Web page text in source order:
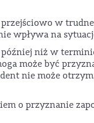
w
wpływa na
niż w
może być
nie może
o przyznanie